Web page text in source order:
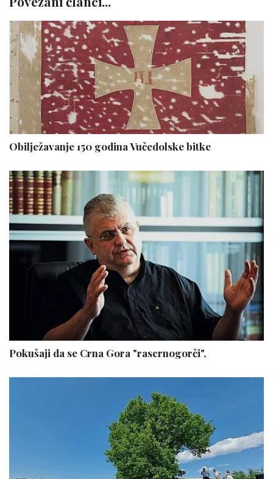
Obilježavanje 150 godina Vučedolske bitke
Pokušaji da se Crna Gora "rascrnogorči",